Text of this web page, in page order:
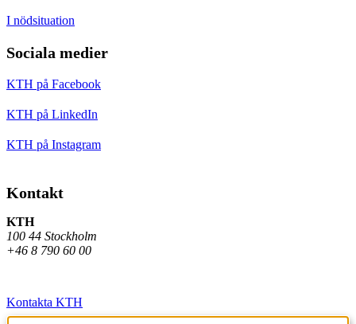
I nödsituation
Sociala medier
KTH på Facebook
KTH på LinkedIn
KTH på Instagram
Kontakt
KTH
100 44 Stockholm
+46 8 790 60 00
Kontakta KTH